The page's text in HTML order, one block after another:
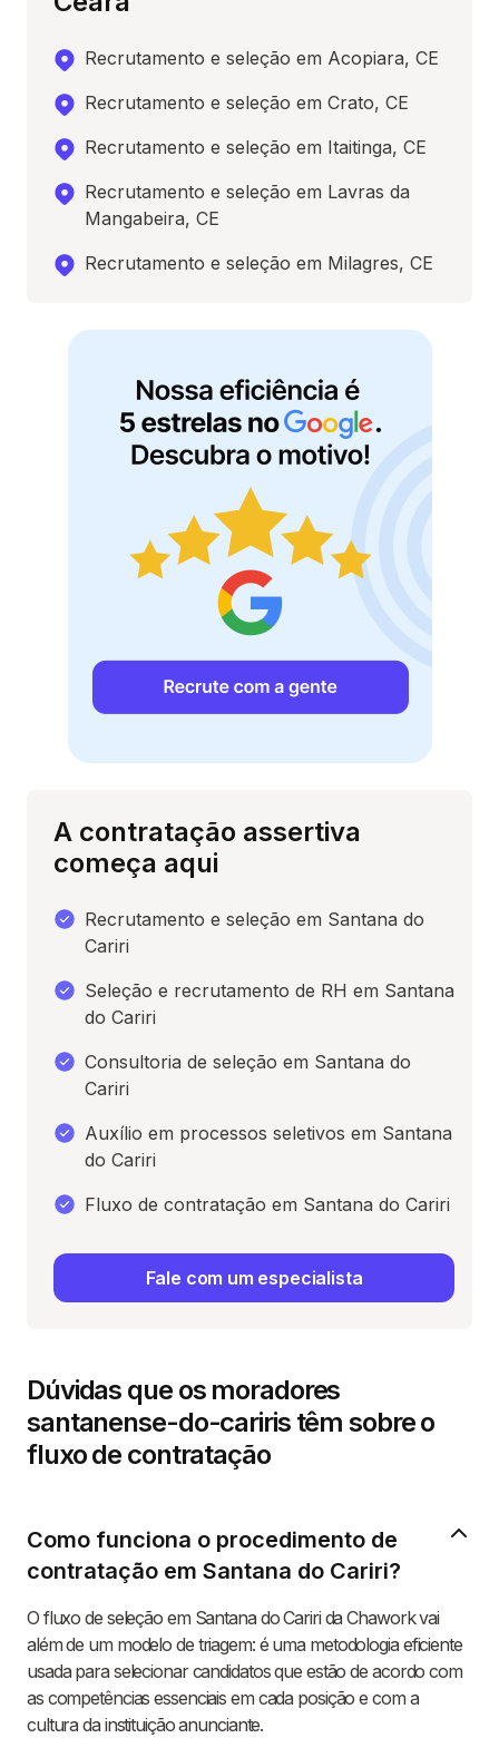
Dúvidas que os moradores
santanense-do-cariris têm sobre o
fluxo de contratação
Como funciona o procedimento de
contratação em Santana do Cariri?
O fluxo de seleção em Santana do Cariri da Chawork vai
além de um modelo de triagem: é uma metodologia eficiente
usada para selecionar candidatos que estão de acordo com
as competências essenciais em cada posição e com a
cultura da instituição anunciante.
Recrutamento e seleção em Acopiara, CE
Recrutamento e seleção em Crato, CE
Recrutamento e seleção em Itaitinga, CE
Recrutamento e seleção em Lavras da
Mangabeira, CE
Recrutamento e seleção em Milagres, CE
A contratação assertiva
começa aqui
Recrutamento e seleção em Santana do
Cariri
Seleção e recrutamento de RH em Santana
do Cariri
Consultoria de seleção em Santana do
Cariri
Auxílio em processos seletivos em Santana
do Cariri
Fluxo de contratação em Santana do Cariri
Fale com um especialista